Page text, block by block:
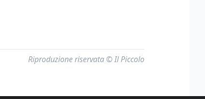
Riproduzione riservata © Il Piccolo